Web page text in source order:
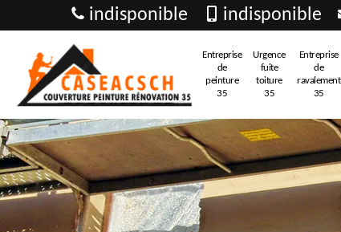
indisponible indisponible
Entreprise
de
peinture
35
Urgence
fuite
toiture
35
Entreprise
de
ravalement
35